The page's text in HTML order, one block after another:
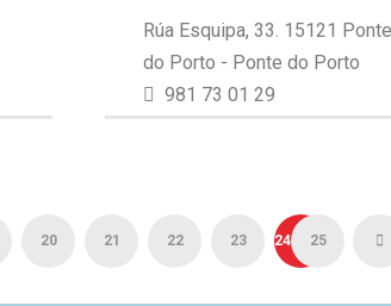
Rúa Esquipa, 33. 15121 Ponte
do Porto - Ponte do Porto
981 73 01 29
20 21 22 23 24 25